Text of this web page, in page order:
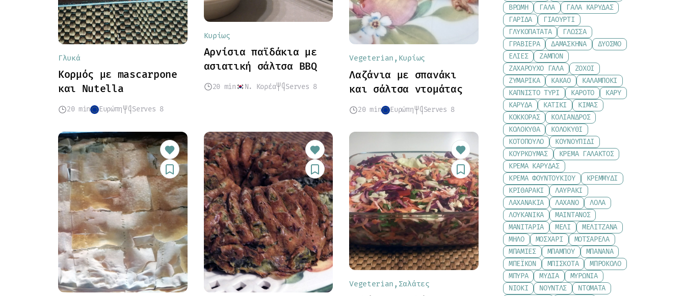
Γλυκά
Κορμός με mascarpone
και Nutella
20 min Ευρώπη Serves 8
Κυρίως
Αρνίσια παϊδάκια με
ασιατική σάλτσα BBQ
20 min Ν. Κορέα Serves 8
Vegeterian Κυρίως
Λαζάνια με σπανάκι
και σάλτσα ντομάτας
20 min Ευρώπη Serves 8
Vegeterian Σαλάτες
ΒΡΏΜΗ
ΓΆΛΑ
ΓΆΛΑ ΚΑΡΎΔΑΣ
ΓΑΡΊΔΑ
ΓΙΑΟΎΡΤΙ
ΓΛΥΚΟΠΑΤΆΤΑ
ΓΛΏΣΣΑ
ΓΡΑΒΙΈΡΑ
ΔΑΜΆΣΚΗΝΑ
ΔΥΌΣΜΟ
ΕΛΙΈΣ
ΖΑΜΠΌΝ
ΖΑΧΑΡΟΎΧΟ ΓΆΛΑ
ΖΟΧΟΊ
ΖΥΜΑΡΙΚΆ
ΚΑΚΆΟ
ΚΑΛΑΜΠΌΚΙ
ΚΑΠΝΙΣΤΌ ΤΥΡΊ
ΚΑΡΌΤΟ
ΚΆΡΥ
ΚΑΡΎΔΑ
ΚΑΤΊΚΙ
ΚΙΜΆΣ
ΚΌΚΚΟΡΑΣ
ΚΌΛΙΑΝΔΡΟΣ
ΚΟΛΟΚΎΘΑ
ΚΟΛΟΚΎΘΙ
ΚΟΤΌΠΟΥΛΟ
ΚΟΥΝΟΥΠΊΔΙ
ΚΟΥΡΚΟΥΜΆΣ
ΚΡΈΜΑ ΓΆΛΑΚΤΟΣ
ΚΡΈΜΑ ΚΑΡΎΔΑΣ
ΚΡΈΜΑ ΦΟΥΝΤΟΥΚΙΟΎ
ΚΡΕΜΜΎΔΙ
ΚΡΙΘΑΡΆΚΙ
ΛΑΥΡΆΚΙ
ΛΑΧΑΝΆΚΙΑ
ΛΆΧΑΝΟ
ΛΌΛΑ
ΛΟΥΚΆΝΙΚΑ
ΜΑΙΝΤΑΝΌΣ
ΜΑΝΙΤΆΡΙΑ
ΜΈΛΙ
ΜΕΛΙΤΖΆΝΑ
ΜΉΛΟ
ΜΟΣΧΆΡΙ
ΜΟΤΣΑΡΈΛΑ
ΜΠΆΜΙΕΣ
ΜΠΑΜΠΟΎ
ΜΠΑΝΆΝΑ
ΜΠΈΙΚΟΝ
ΜΠΙΣΚΌΤΑ
ΜΠΡΌΚΟΛΟ
ΜΠΎΡΑ
ΜΎΔΙΑ
ΜΥΡΏΝΙΑ
ΝΙΌΚΙ
ΝΟΎΝΤΛΣ
ΝΤΟΜΆΤΑ